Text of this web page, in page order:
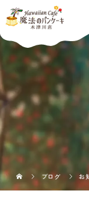
ブログ お